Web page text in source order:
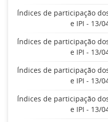
Índices de participação
e IPI - 13/
Índices de participação
e IPI - 13/
Índices de participação
e IPI - 13/
Índices de participação
e IPI - 13/